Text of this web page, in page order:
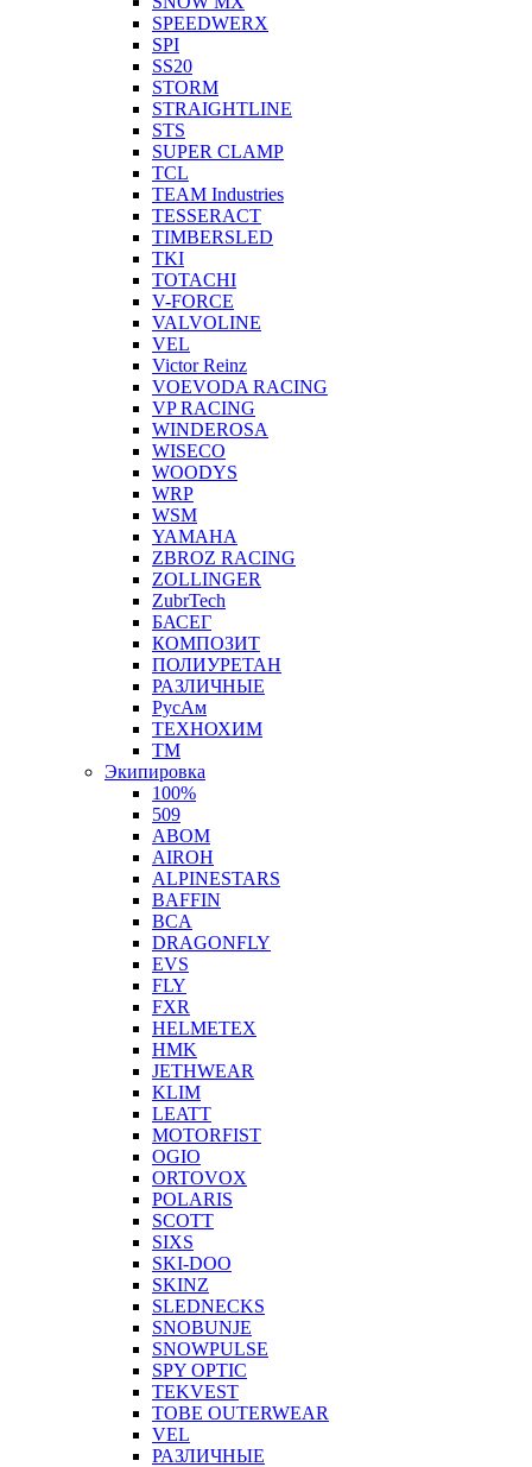
SPEEDWERX
SPI
SS20
STORM
STRAIGHTLINE
STS
SUPER CLAMP
TCL
TEAM Industries
TESSERACT
TIMBERSLED
TKI
TOTACHI
V-FORCE
VALVOLINE
VEL
Victor Reinz
VOEVODA RACING
VP RACING
WINDEROSA
WISECO
WOODYS
WRP
WSM
YAMAHA
ZBROZ RACING
ZOLLINGER
ZubrTech
БАСЕГ
КОМПОЗИТ
ПОЛИУРЕТАН
РАЗЛИЧНЫЕ
РусАм
ТЕХНОХИМ
ТМ
Экипировка
100%
509
ABOM
AIROH
ALPINESTARS
BAFFIN
BCA
DRAGONFLY
EVS
FLY
FXR
HELMETEX
HMK
JETHWEAR
KLIM
LEATT
MOTORFIST
OGIO
ORTOVOX
POLARIS
SCOTT
SIXS
SKI-DOO
SKINZ
SLEDNECKS
SNOBUNJE
SNOWPULSE
SPY OPTIC
TEKVEST
TOBE OUTERWEAR
VEL
РАЗЛИЧНЫЕ